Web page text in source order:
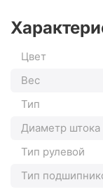
Цвет
Вес
Тип
Диаметр штока
Тип рулевой
Тип